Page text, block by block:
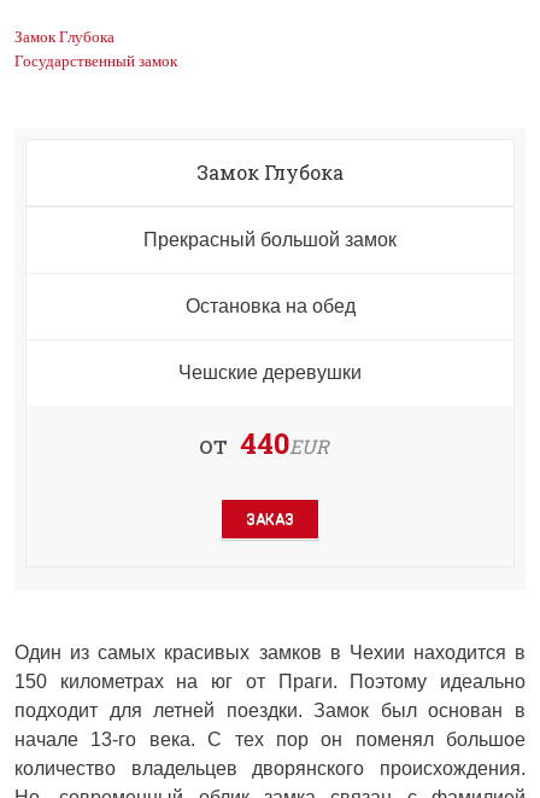
Замок Глубока
Государственный замок
Замок Глубока
Прекрасный большой замок
Остановка на обед
Чешские деревушки
от 440EUR
ЗАКАЗ
Один из самых красивых замков в Чехии находится в
150 километрах на юг от Праги. Поэтому идеально
подходит для летней поездки. Замок был основан в
начале 13-го века. С тех пор он поменял большое
количество владельцев дворянского происхождения.